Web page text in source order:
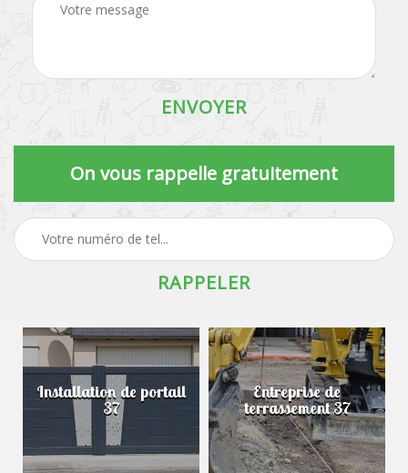
On vous rappelle gratuitement
Installation de portail
37
Entreprise de
terrassement 37